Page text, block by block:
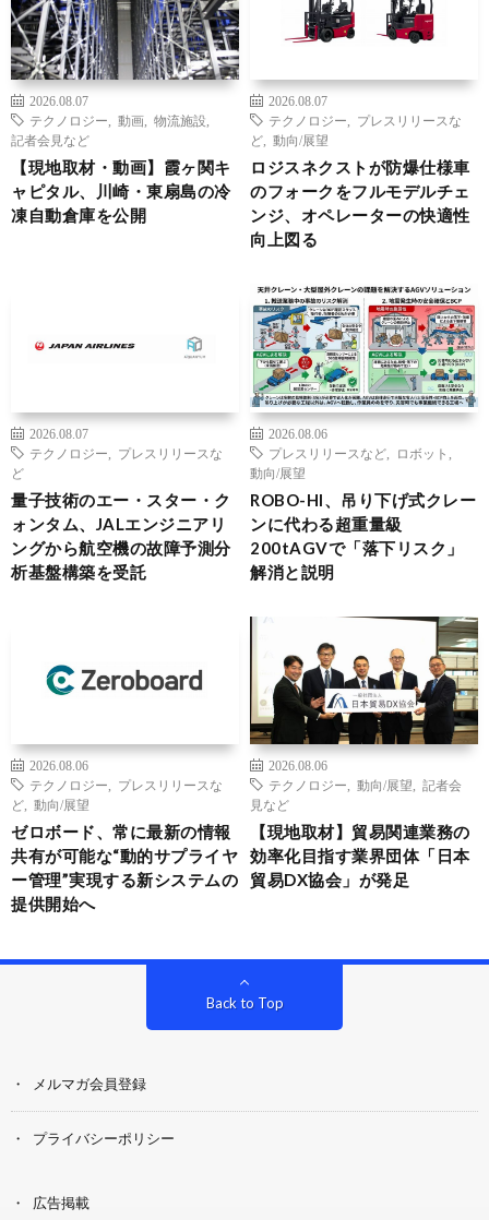
2026.08.07
テクノロジー
動画 物流施設
記者会見など
【現地取材・動画】霞ヶ関キ
ャピタル、川崎・東扇島の冷
凍自動倉庫を公開
2026.08.07
テクノロジー
プレスリリースな
ど
動向/展望
ロジスネクストが防爆仕様車
のフォークをフルモデルチェ
ンジ、オペレーターの快適性
向上図る
2026.08.07
テクノロジー
プレスリリースな
ど
量子技術のエー・スター・ク
ォンタム、JALエンジニアリ
ングから航空機の故障予測分
析基盤構築を受託
2026.08.06
プレスリリースなど
ロボット
動向/展望
ROBO-HI、吊り下げ式クレー
ンに代わる超重量級
200tAGVで「落下リスク」
解消と説明
2026.08.06
テクノロジー
プレスリリースな
ど
動向/展望
ゼロボード、常に最新の情報
共有が可能な“動的サプライヤ
ー管理”実現する新システムの
提供開始へ
2026.08.06
テクノロジー
動向/展望
記者会
見など
【現地取材】貿易関連業務の
効率化目指す業界団体「日本
貿易DX協会」が発足
Back to Top
メルマガ会員登録
プライバシーポリシー
広告掲載